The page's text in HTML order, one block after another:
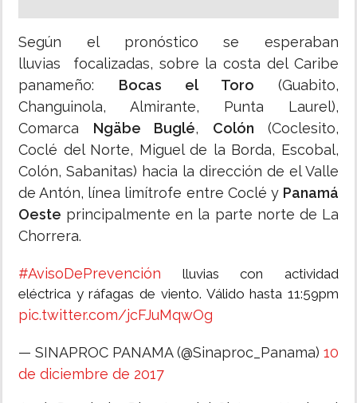
Según el pronóstico se esperaban
lluvias focalizadas, sobre la costa del Caribe
panameño: Bocas el Toro (Guabito,
Changuinola, Almirante, Punta Laurel),
Comarca Ngäbe Buglé, Colón (Coclesito,
Coclé del Norte, Miguel de la Borda, Escobal,
Colón, Sabanitas) hacia la dirección de el Valle
de Antón, línea limítrofe entre Coclé y Panamá
Oeste principalmente en la parte norte de La
Chorrera.
#AvisoDePrevención lluvias con actividad
eléctrica y ráfagas de viento. Válido hasta 11:59pm
pic.twitter.com/jcFJuMqwOg
— SINAPROC PANAMA (@Sinaproc_Panama) 10
de diciembre de 2017